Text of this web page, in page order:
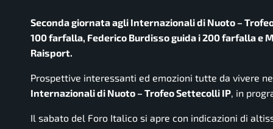
Seconda giornata agli Internazionali di Nuoto –
100 farfalla, Federico Burdisso guida i 200 farfalla e
Raisport.
Prospettive interessanti ed emozioni tutte da vivere
Internazionali di Nuoto – Trofeo Settecolli IP , in
Il sabato del Foro Italico si apre con indicazioni di